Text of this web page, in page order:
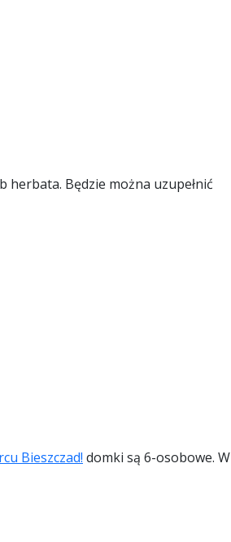
herbata. Będzie można uzupełnić
Bieszczad! domki są 6-osobowe. W